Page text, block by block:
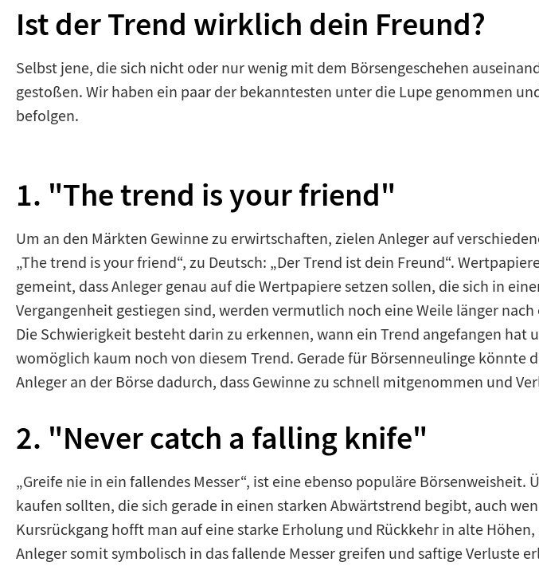
Ist der Trend wirklich dein Freund?
Selbst jene, die sich nicht oder nur wenig mit dem Börsengeschehen
gestoßen. Wir haben ein paar der bekanntesten unter die Lupe genommen
befolgen.
1. "The trend is your friend"
Um an den Märkten Gewinne zu erwirtschaften, zielen Anleger auf
„The trend is your friend“, zu Deutsch: „Der Trend ist dein Freund“.
gemeint, dass Anleger genau auf die Wertpapiere setzen sollen, die sich in
Vergangenheit gestiegen sind, werden vermutlich noch eine Weile länger
Die Schwierigkeit besteht darin zu erkennen, wann ein Trend angefangen
womöglich kaum noch von diesem Trend. Gerade für Börsenneulinge könnte
Anleger an der Börse dadurch, dass Gewinne zu schnell mitgenommen und
2. "Never catch a falling knife"
„Greife nie in ein fallendes Messer“, ist eine ebenso populäre
kaufen sollten, die sich gerade in einen starken Abwärtstrend begibt, auch
Kursrückgang hofft man auf eine starke Erholung und Rückkehr in alte
Anleger somit symbolisch in das fallende Messer greifen und saftige Verluste